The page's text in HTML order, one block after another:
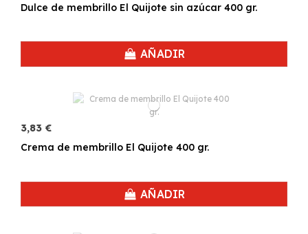
Dulce de membrillo El Quijote sin azúcar 400 gr.
AÑADIR
3,83 €
Crema de membrillo El Quijote 400 gr.
AÑADIR